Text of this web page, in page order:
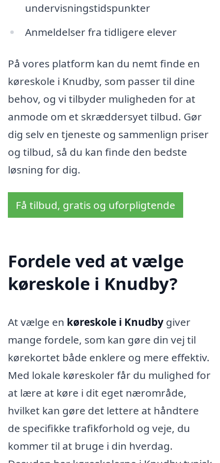
undervisningstidspunkter
Anmeldelser fra tidligere elever
På vores platform kan du nemt finde en
køreskole i Knudby, som passer til dine
behov, og vi tilbyder muligheden for at
anmode om et skræddersyet tilbud. Gør
dig selv en tjeneste og sammenlign priser
og tilbud, så du kan finde den bedste
løsning for dig.
Få tilbud, gratis og uforpligtende
Fordele ved at vælge
køreskole i Knudby?
At vælge en køreskole i Knudby giver
mange fordele, som kan gøre din vej til
kørekortet både enklere og mere effektiv.
Med lokale køreskoler får du mulighed for
at lære at køre i dit eget nærområde,
hvilket kan gøre det lettere at håndtere
de specifikke trafikforhold og veje, du
kommer til at bruge i din hverdag.